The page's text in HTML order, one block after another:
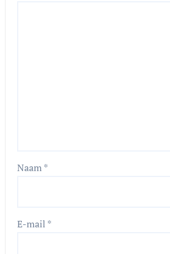
Naam*
E-mail *